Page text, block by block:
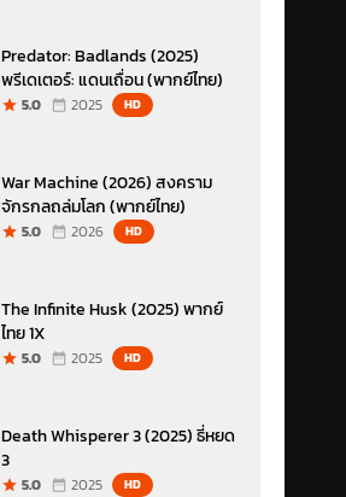
Predator: Badlands (2025)
พรีเดเตอร์: แดนเถื่อน (พากย์ไทย)
5.0 2025 HD
War Machine (2026) สงคราม
จักรกลถล่มโลก (พากย์ไทย)
5.0 2026 HD
The Infinite Husk (2025) พากย์
ไทย 1X
5.0 2025 HD
Death Whisperer 3 (2025) ธี่หยด
3
5.0 2025 HD